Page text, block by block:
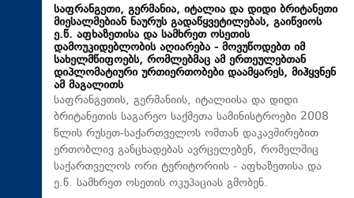
საფრანგეთი, გერმანია, იტალია და დიდი ბრიტანეთი
მიესალმებიან ნაურუს გადაწყვეტილებას, გაიწვიოს
ე.წ. აფხაზეთისა და სამხრეთ ოსეთის
დამოუკიდებლობის აღიარება - მოვუწოდებთ იმ
სახელმწიფოებს, რომლებმაც ამ ერთეულებთან
დიპლომატიური ურთიერთობები დაამყარეს, მიჰყვნენ
ამ მაგალითს
საფრანგეთის, გერმანიის, იტალიისა და დიდი
ბრიტანეთის საგარეო საქმეთა სამინისტროები 2008
წლის რუსეთ-საქართველოს ომთან დაკავშირებით
ერთობლივ განცხადებას ავრცელებენ, რომელშიც
საქართველოს ორი ტერიტორიის - აფხაზეთისა და
ე.წ. სამხრეთ ოსეთის ოკუპაციას გმობენ.